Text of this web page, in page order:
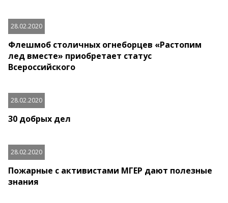
28.02.2020
Флешмоб столичных огнеборцев «Растопим
лед вместе» приобретает статус
Всероссийского
28.02.2020
30 добрых дел
28.02.2020
Пожарные с активистами МГЕР дают полезные
знания